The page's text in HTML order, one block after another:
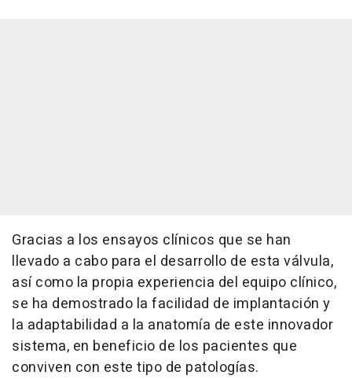
Gracias a los ensayos clínicos que se han
llevado a cabo para el desarrollo de esta válvula,
así como la propia experiencia del equipo clínico,
se ha demostrado la facilidad de implantación y
la adaptabilidad a la anatomía de este innovador
sistema, en beneficio de los pacientes que
conviven con este tipo de patologías.